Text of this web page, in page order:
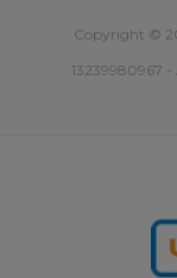
Copyright ©
13239980967 -